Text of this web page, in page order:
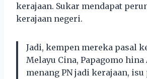
kerajaan. Sukar mendapat
kerajaan negeri.
Jadi, kempen mereka pasal
Melayu Cina, Papagomo
menang PN jadi kerajaan,